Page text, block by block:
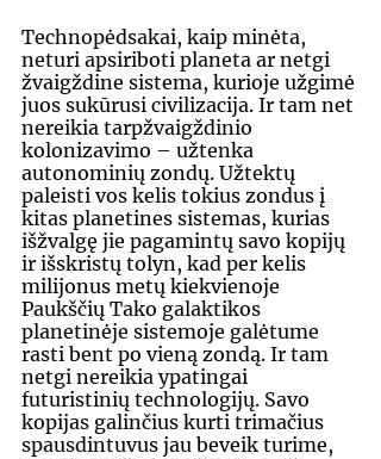
Technopėdsakai, kaip minėta,
neturi apsiriboti planeta ar netgi
žvaigždine sistema, kurioje užgimė
juos sukūrusi civilizacija. Ir tam net
nereikia tarpžvaigždinio
kolonizavimo – užtenka
autonominių zondų. Užtektų
paleisti vos kelis tokius zondus į
kitas planetines sistemas, kurias
išžvalgę jie pagamintų savo kopijų
ir išskristų tolyn, kad per kelis
milijonus metų kiekvienoje
Paukščių Tako galaktikos
planetinėje sistemoje galėtume
rasti bent po vieną zondą. Ir tam
netgi nereikia ypatingai
futuristinių technologijų. Savo
kopijas galinčius kurti trimačius
spausdintuvus jau beveik turime,